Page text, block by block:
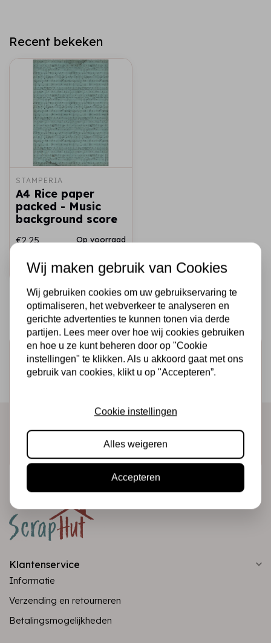
Recent bekeken
STAMPERIA
A4 Rice paper
packed - Music
background score
€2,25 Op voorraad
Snel toevoegen
Schrijf je in voor de nieuwsbrief
Ontvang als eerste onze actie en nieuwe producten
Klantenservice
Informatie
Verzending en retourneren
Betalingsmogelijkheden
Wij maken gebruik van Cookies
Wij gebruiken cookies om uw gebruikservaring te
optimaliseren, het webverkeer te analyseren en
gerichte advertenties te kunnen tonen via derde
partijen. Lees meer over hoe wij cookies gebruiken
en hoe u ze kunt beheren door op "Cookie
instellingen" te klikken. Als u akkoord gaat met ons
gebruik van cookies, klikt u op "Accepteren”.
Cookie instellingen
Alles weigeren
Accepteren